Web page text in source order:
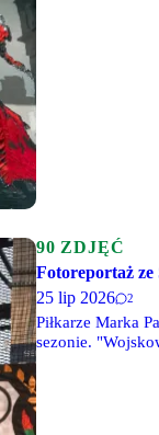
90 ZDJĘĆ
Fotoreportaż ze
25 lip 2026
2
Piłkarze Marka
sezonie.